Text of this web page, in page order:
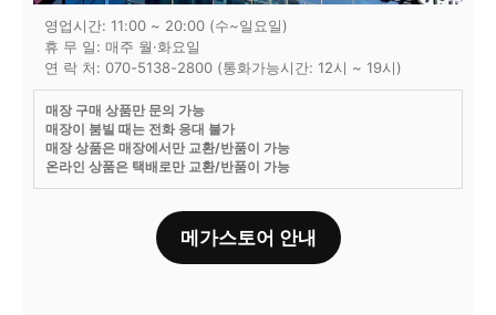
영업시간: 11:00 ~ 20:00 (수~일요일)
휴 무 일: 매주 월·화요일
연 락 처: 070-5138-2800 (통화가능시간: 12시 ~ 19시)
매장 구매 상품만 문의 가능
매장이 붐빌 때는 전화 응대 불가
매장 상품은 매장에서만 교환/반품이 가능
온라인 상품은 택배로만 교환/반품이 가능
메가스토어 안내